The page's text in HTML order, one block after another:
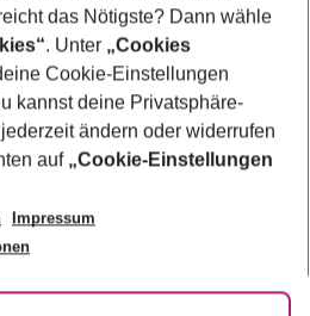
das Nötigste? Dann wähle
. Unter „Cookies
Cookie-Einstellungen
kannst deine Privatsphäre-
ändern oder widerrufen
auf „Cookie-Einstellungen
Impressum